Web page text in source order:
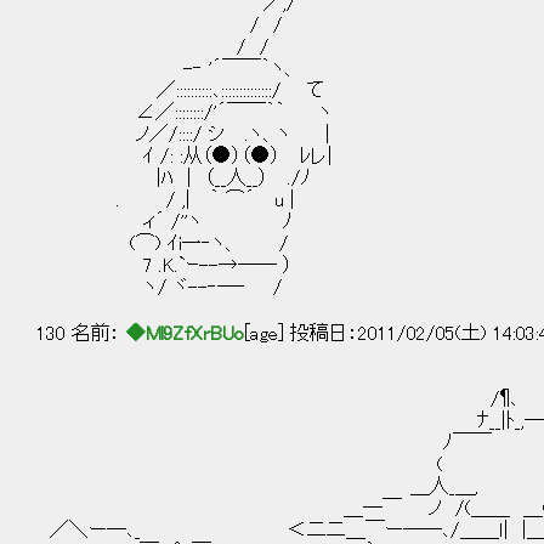
/ / V
/ / | 三三
-‐ '´￣￣｀ヽ、 | 三三
／::::::::::､::::::::::::::/ て
∠／::::::::/'´￣￣｀｀ ヽ
ノ／/::::/ シ .ヽ、ヽ ｜
ｲ /: :从（●）（●） ﾚレ|
|ﾊ | （__人__） ./ﾉ
. / ,| ｀ ⌒´ u |
ィ´ /''ヽ ﾉ
(⌒) ｲi一‐ヽ、 /
7 .K.`ｰ--→―― ）
ヽ/ ヾ--‐―‐ /
130 名前： ◆Ml9ZfXrBUo [age] 投稿日：2011/02/05(土)
ノ¶ー＿
/¶､ ７￣
ﾅ__|ﾄ_,―一
ﾉ￣￣ |
( | ヽ
＿人_＿, (､又ヽ
＿―￣ ノ /(＿＿ ＿( 乂
／＼ー―､_ ＜二二＿￣ー――､/＿＿ｌ| |＿